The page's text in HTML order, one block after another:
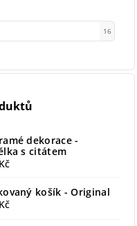
16
dekorace -
s citátem
košík - Original